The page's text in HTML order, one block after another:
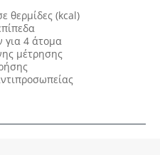
θερμίδες (kcal)
για 4 άτομα
μέτρησης